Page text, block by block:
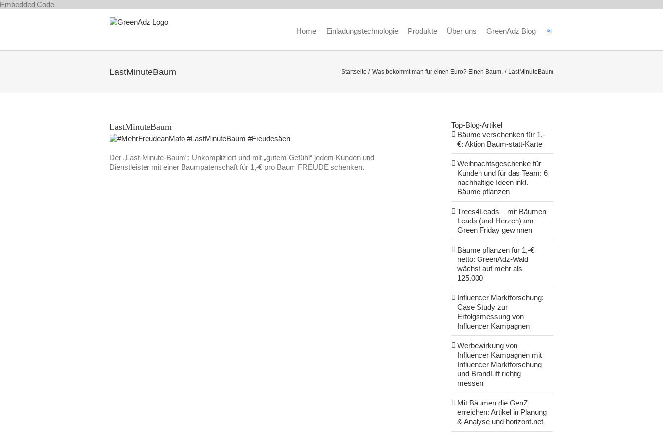
Embedded CodeZum
Home
Einladungstechnologie Produkte Über uns GreenAdz Blog
LastMinuteBaum Startseite Was bekommt man für einen Euro? Einen Baum. LastMinuteBaum
LastMinuteBaum
Der „Last-Minute-Baum“: Unkompliziert und mit „gutem Gefühl“ jedem Kunden und
Dienstleister mit einer Baumpatenschaft für 1,-€ pro Baum FREUDE schenken.
Top-Blog-Artikel
Bäume verschenken für 1,-
€: Aktion Baum-statt-Karte
Weihnachtsgeschenke für
Kunden und für das Team: 6
nachhaltige Ideen inkl.
Bäume pflanzen
Trees4Leads – mit Bäumen
Leads (und Herzen) am
Green Friday gewinnen
Bäume pflanzen für 1,-€
netto: GreenAdz-Wald
wächst auf mehr als
125.000
Influencer Marktforschung:
Case Study zur
Erfolgsmessung von
Influencer Kampagnen
Werbewirkung von
Influencer Kampagnen mit
Influencer Marktforschung
und BrandLift richtig
messen
Mit Bäumen die GenZ
erreichen: Artikel in Planung
& Analyse und horizont.net